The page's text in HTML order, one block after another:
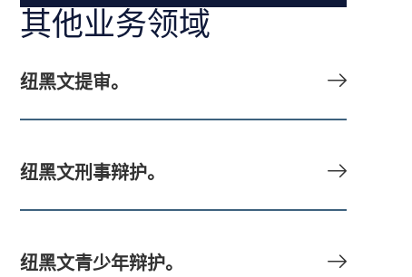
其他业务领域
纽黑文提审。
纽黑文刑事辩护。
纽黑文青少年辩护。